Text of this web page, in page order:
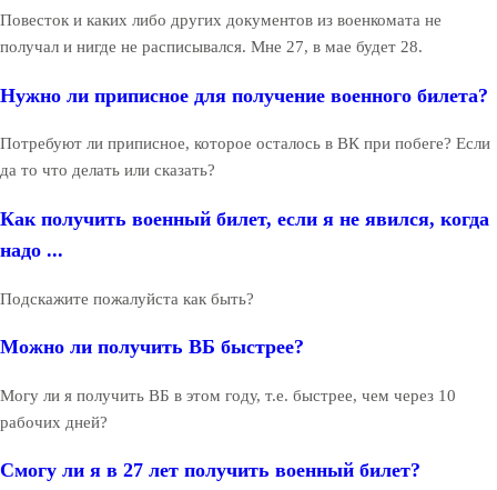
Повесток и каких либо других документов из военкомата не
получал и нигде не расписывался. Мне 27, в мае будет 28.
Нужно ли приписное для получение военного билета?
Потребуют ли приписное, которое осталось в ВК при побеге? Если
да то что делать или сказать?
Как получить военный билет, если я не явился, когда
надо ...
Подскажите пожалуйста как быть?
Можно ли получить ВБ быстрее?
Могу ли я получить ВБ в этом году, т.е. быстрее, чем через 10
рабочих дней?
Смогу ли я в 27 лет получить военный билет?